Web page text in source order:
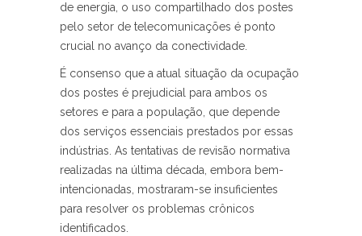
de energia, o uso compartilhado dos postes
pelo setor de telecomunicações é ponto
crucial no avanço da conectividade.
É consenso que a atual situação da ocupação
dos postes é prejudicial para ambos os
setores e para a população, que depende
dos serviços essenciais prestados por essas
indústrias. As tentativas de revisão normativa
realizadas na última década, embora bem-
intencionadas, mostraram-se insuficientes
para resolver os problemas crônicos
identificados.